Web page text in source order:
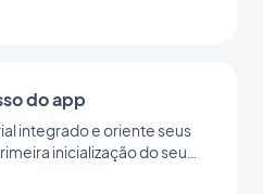
do app
integrado e oriente seus
inicialização do seu